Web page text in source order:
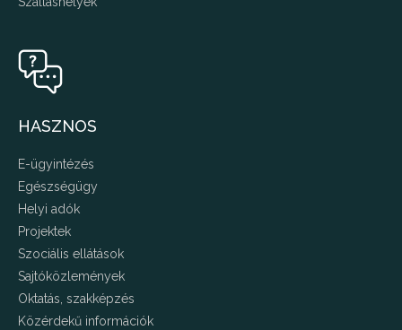
HASZNOS
E-ügyintézés
Egészségügy
Helyi adók
Projektek
Szociális ellátások
Sajtóközlemények
Oktatás, szakképzés
Közérdekű információk